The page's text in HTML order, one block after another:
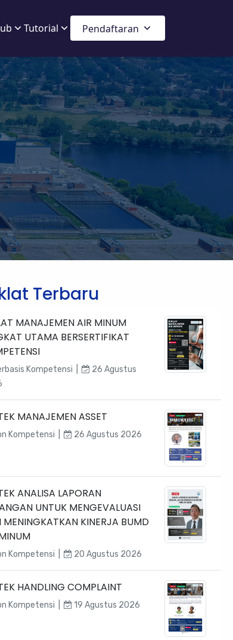
Tutorial Pendaftaran
Terbaru
MANAJEMEN AIR MINUM
UTAMA BERSERTIFIKAT
Kompetensi |
26 Agustus
MANAJEMEN ASSET
Kompetensi | 26 Agustus 2026
ANALISA LAPORAN
UNTUK MENGEVALUASI
MENINGKATKAN KINERJA BUMD
Kompetensi | 20 Agustus 2026
HANDLING COMPLAINT
Kompetensi | 19 Agustus 2026